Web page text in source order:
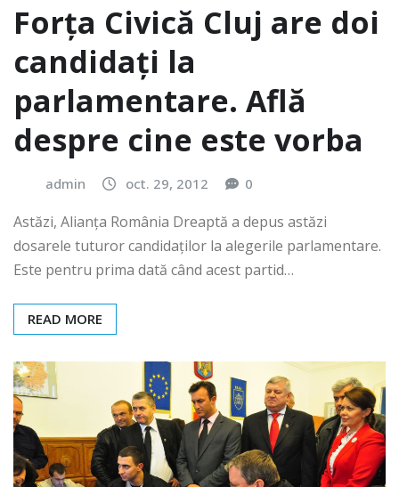
Forța Civică Cluj are doi
candidați la
parlamentare. Află
despre cine este vorba
admin oct. 29, 2012 0
Astăzi, Alianța România Dreaptă a depus astăzi
dosarele tuturor candidaților la alegerile parlamentare.
Este pentru prima dată când acest partid…
READ MORE